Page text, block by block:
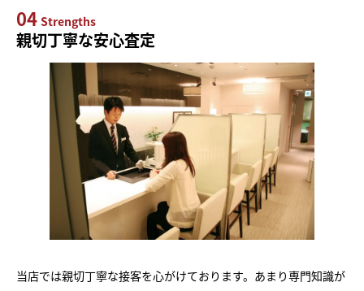
04 Strengths
親切丁寧な安心査定
当店では親切丁寧な接客を心がけております。あまり専門知識が